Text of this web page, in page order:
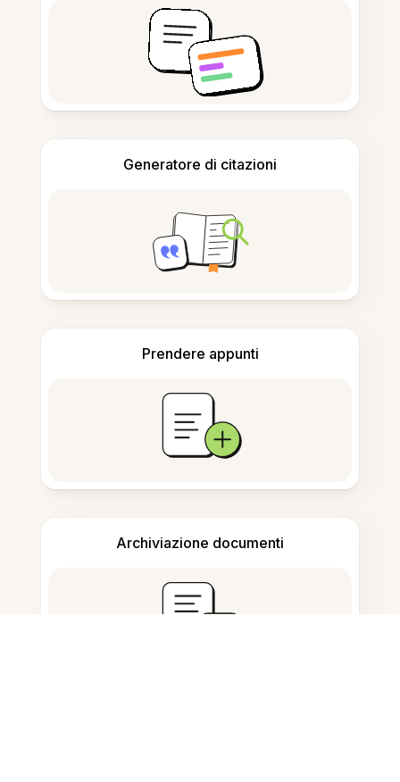
Generatore di citazioni
Prendere appunti
Archiviazione documenti